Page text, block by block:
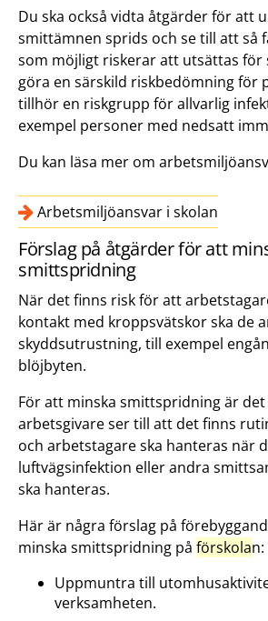
Du ska också vidta åtgärder för att
smittämnen sprids och se till att så
som möjligt riskerar att utsättas för
göra en särskild riskbedömning för
tillhör en riskgrupp för allvarlig
exempel personer med nedsatt
Du kan läsa mer om
Arbetsmiljöansvar i skolan
Förslag på åtgärder för att
smittspridning
När det finns risk för att
kontakt med kroppsvätskor ska de
skyddsutrustning, till exempel
blöjbyten.
För att minska smittspridning är
arbetsgivare ser till att det finns
och arbetstagare ska hanteras när
luftvägsinfektion eller andra
ska hanteras.
Här är några förslag på
minska smittspridning på förskolan:
Uppmuntra till
verksamheten.